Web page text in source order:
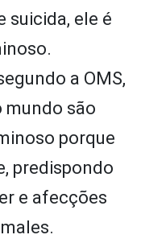
suicida, ele é
a OMS,
mundo são
porque
predispondo
e afecções